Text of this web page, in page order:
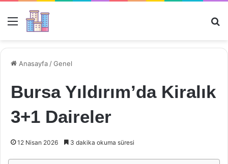
Menü
Anasayfa /Genel
Bursa Yıldırım’da Kiralık
3+1 Daireler
12 Nisan 2026 3 dakika okuma süresi